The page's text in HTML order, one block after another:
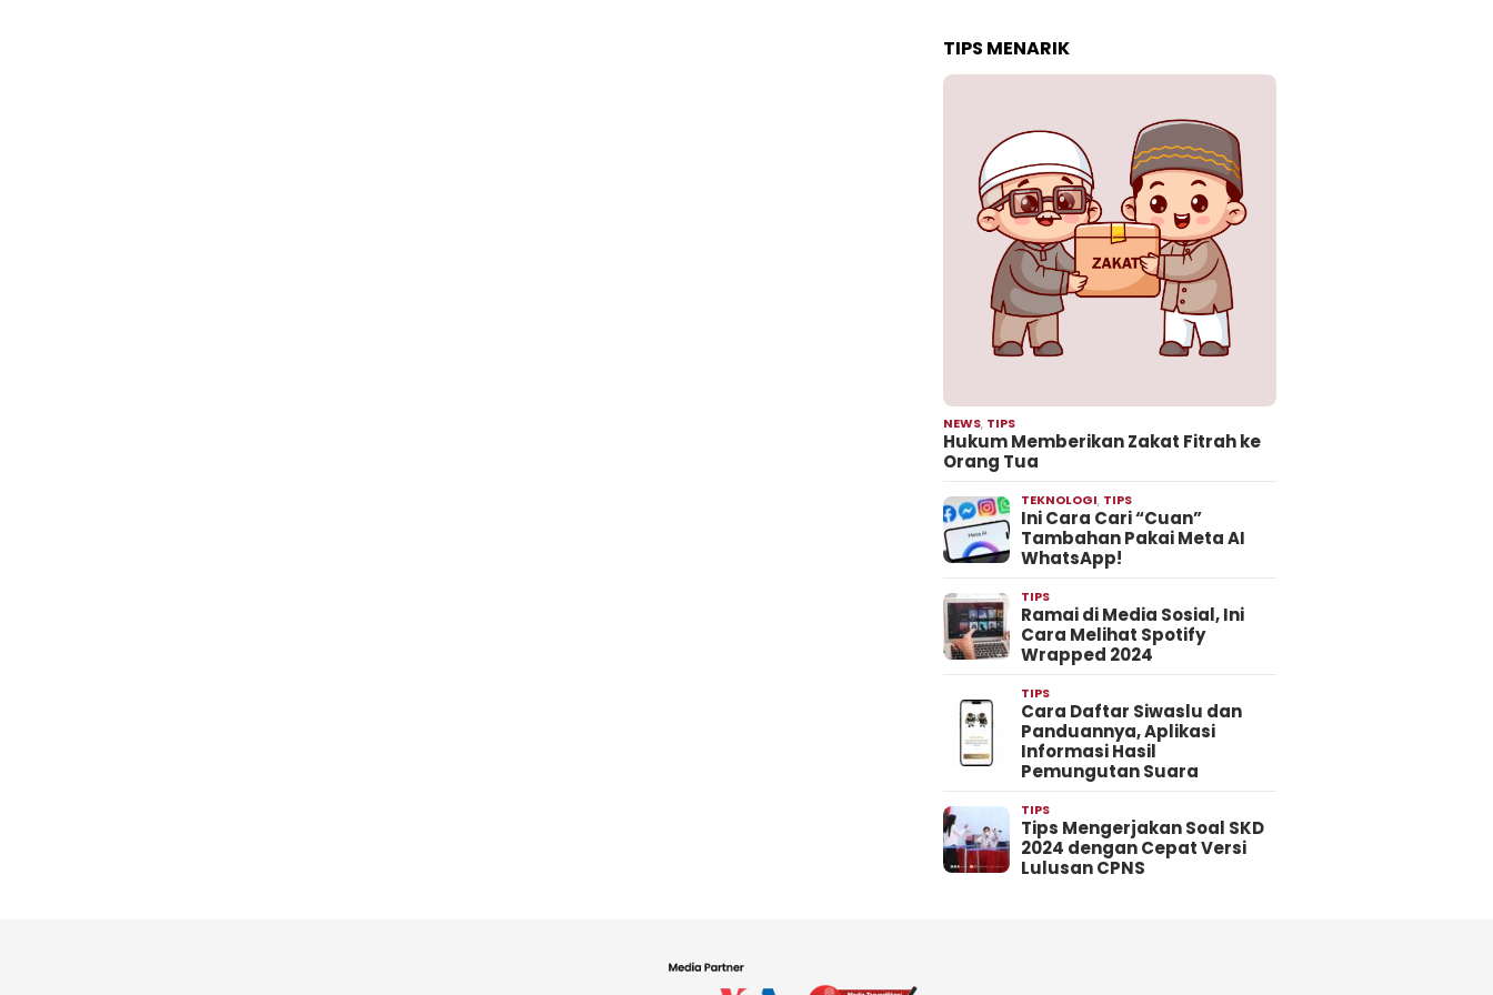
TIPS MENARIK
NEWS, TIPS
Hukum Memberikan Zakat Fitrah ke
Orang Tua
TEKNOLOGI, TIPS
Ini Cara Cari “Cuan”
Tambahan Pakai Meta AI
WhatsApp!
TIPS
Ramai di Media Sosial, Ini
Cara Melihat Spotify
Wrapped 2024
TIPS
Cara Daftar Siwaslu dan
Panduannya, Aplikasi
Informasi Hasil
Pemungutan Suara
TIPS
Tips Mengerjakan Soal SKD
2024 dengan Cepat Versi
Lulusan CPNS